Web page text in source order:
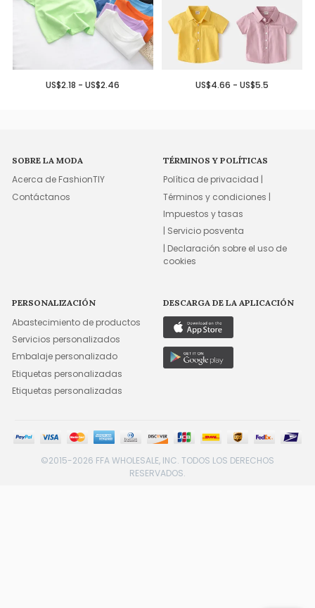
US$2.18 - US$2.46 US$4.66 - US$5.5
SOBRE LA MODA
Acerca de FashionTIY
Contáctanos
TÉRMINOS Y POLÍTICAS
Política de privacidad |
Términos y condiciones |
Impuestos y tasas
| Servicio posventa
| Declaración sobre el uso de
cookies
PERSONALIZACIÓN
Abastecimiento de productos
Servicios personalizados
Embalaje personalizado
Etiquetas personalizadas
Etiquetas personalizadas
DESCARGA DE LA APLICACIÓN
©2015-2026 FFA WHOLESALE, INC. TODOS LOS DERECHOS
RESERVADOS.